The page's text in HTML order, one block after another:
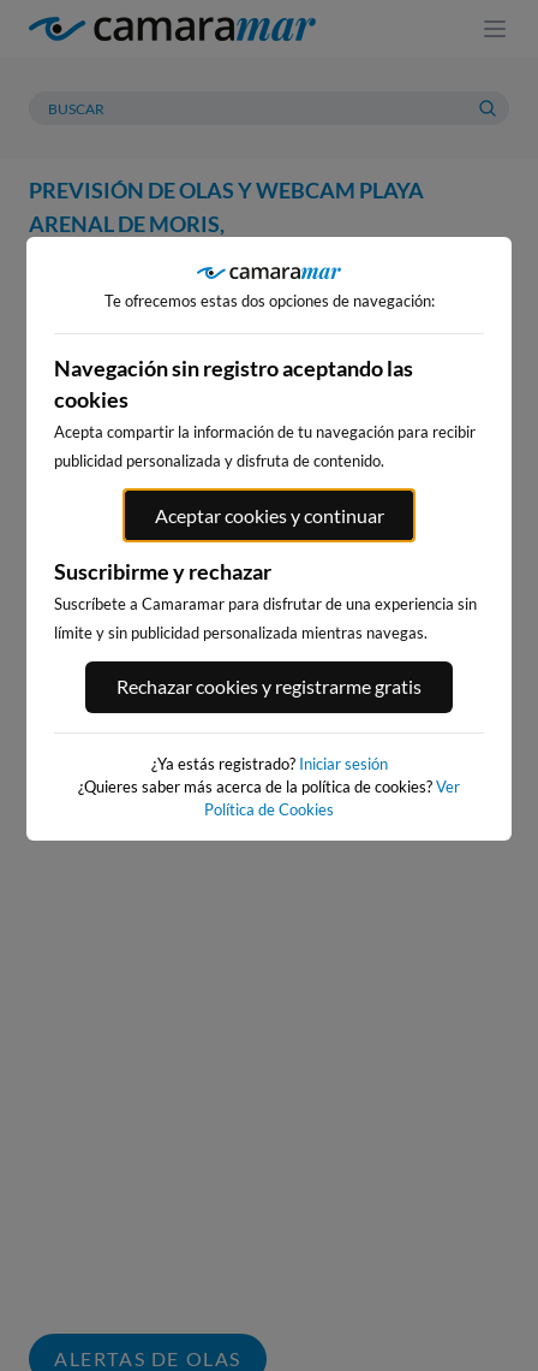
PREVISIÓN DE OLAS Y WEBCAM PLAYA
ARENAL DE MORIS,
PREVISIÓN METEOROLOGÍA
WEBCAM PLAYA ARENAL DE
MORIS,
WEBCAMS CERCANAS
PLAYA DE SALINAS, SALINAS
64km · Salinas
PLAYA DE SALINAS, SALINAS
OESTE
64km · Salinas
ALERTAS DE OLAS
Te ofrecemos estas dos opciones de navegación:
Navegación sin registro aceptando las
cookies
Acepta compartir la información de tu navegación para recibir
publicidad personalizada y disfruta de contenido.
Aceptar cookies y continuar
Suscribirme y rechazar
Suscríbete a Camaramar para disfrutar de una experiencia sin
límite y sin publicidad personalizada mientras navegas.
Rechazar cookies y registrarme gratis
¿Ya estás registrado? Iniciar sesión
¿Quieres saber más acerca de la política de cookies?Ver
Política de Cookies